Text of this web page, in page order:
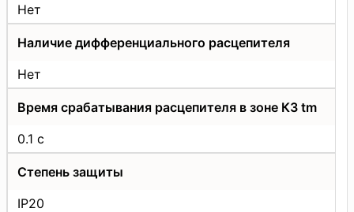
Нет
Наличие дифференциального расцепителя
Нет
Время срабатывания расцепителя в зоне КЗ tm
0.1 с
Степень защиты
IP20